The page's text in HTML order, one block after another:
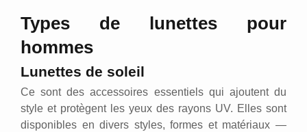
Types de lunettes pour
hommes
Lunettes de soleil
Ce sont des accessoires essentiels qui ajoutent du
style et protègent les yeux des rayons UV. Elles sont
disponibles en divers styles, formes et matériaux —